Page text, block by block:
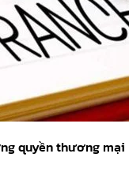
quyền thương mại